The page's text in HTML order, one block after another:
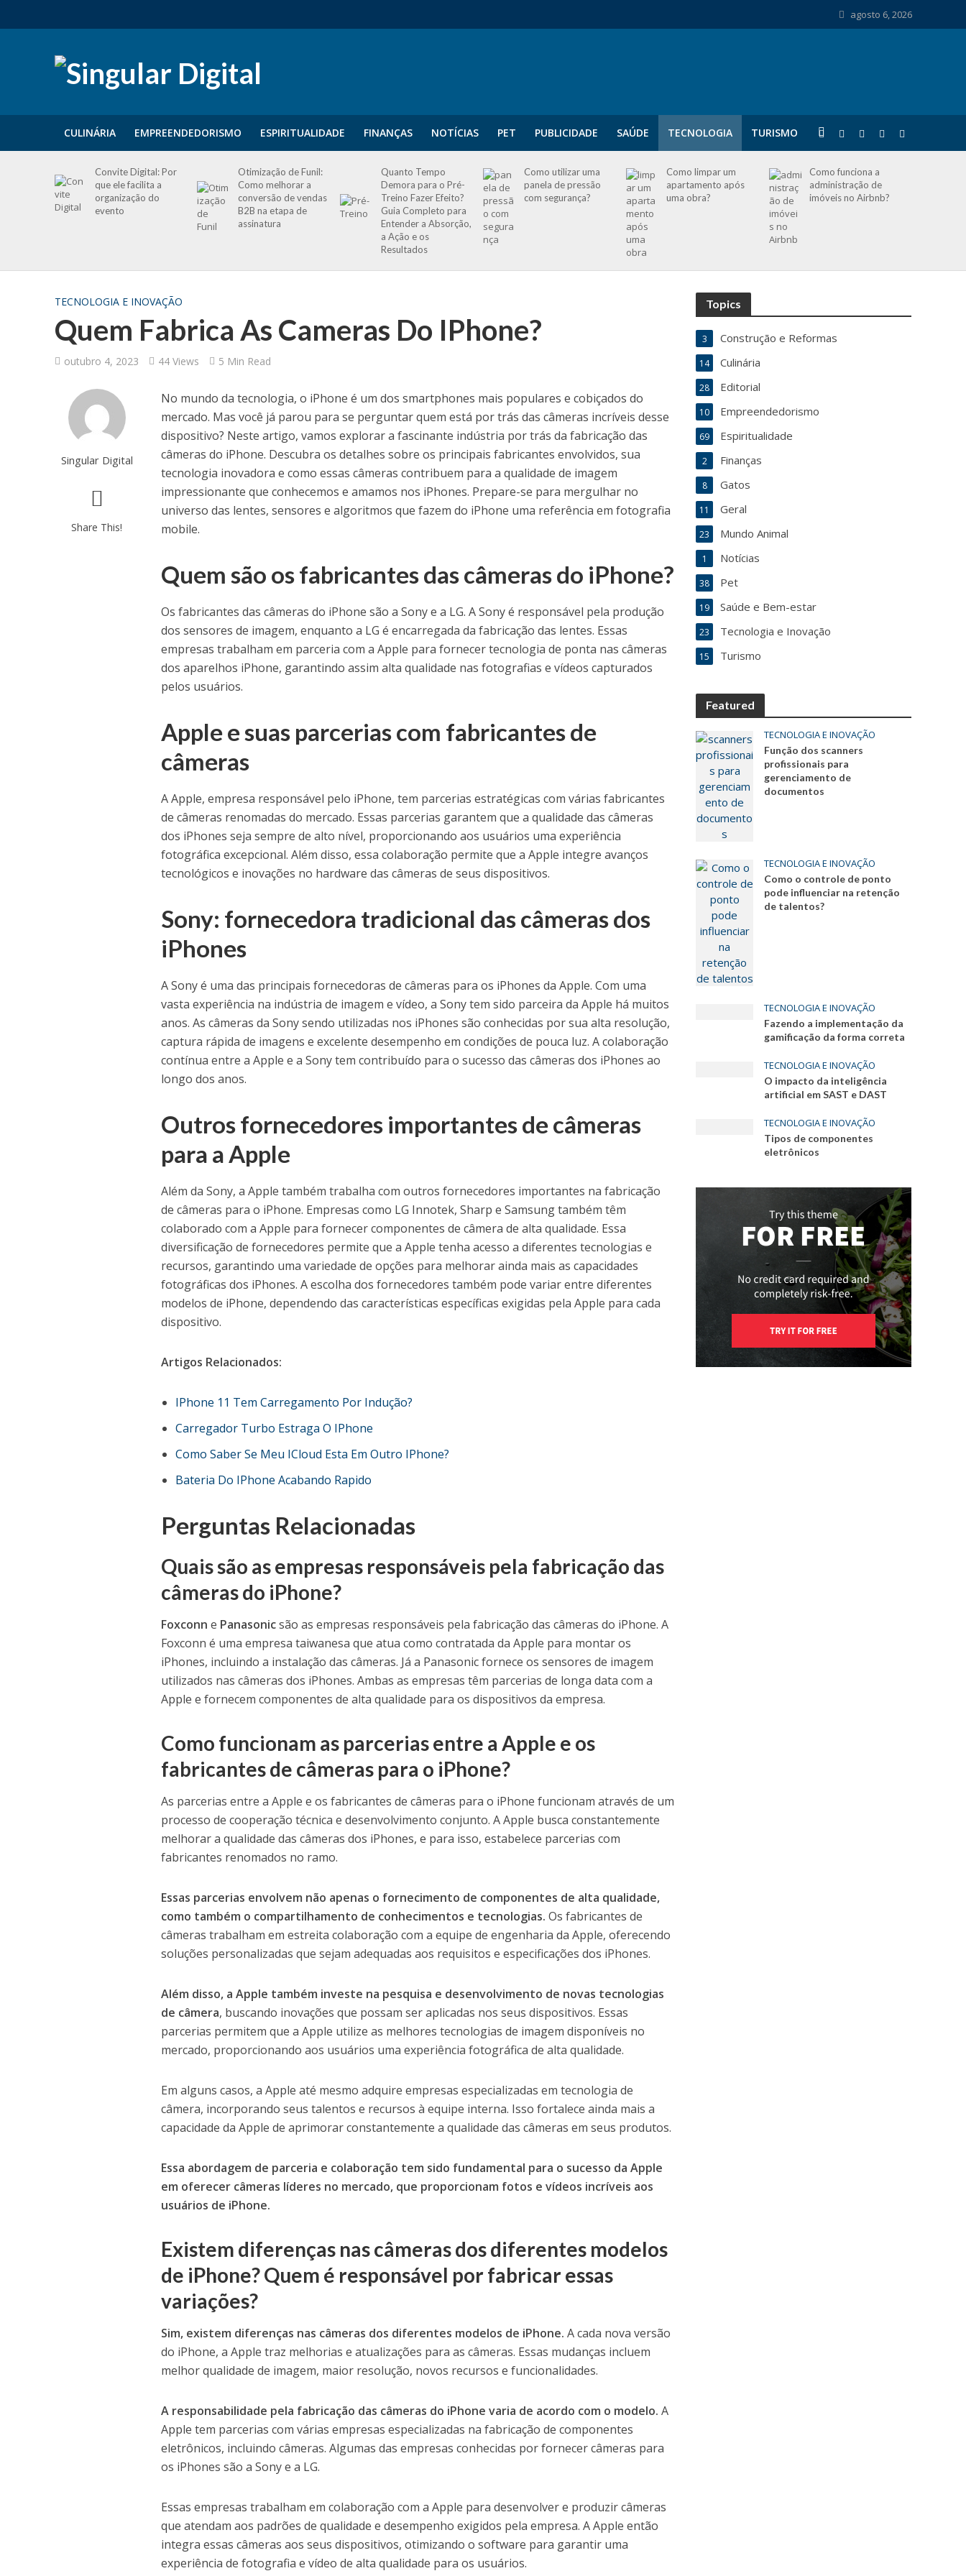
agosto 6, 2026
CULINÁRIA EMPREENDEDORISMO ESPIRITUALIDADE FINANÇAS NOTÍCIAS PET PUBLICIDADE SAÚDE TECNOLOGIA TURISMO
Convite Digital: Por
que ele facilita a
organização do
evento
Otimização de Funil:
Como melhorar a
conversão de vendas
B2B na etapa de
assinatura
Quanto Tempo
Demora para o Pré-
Treino Fazer Efeito?
Guia Completo para
Entender a Absorção,
a Ação e os
Resultados
Como utilizar uma
panela de pressão
com segurança?
Como limpar um
apartamento após
uma obra?
Como funciona a
administração de
imóveis no Airbnb?
TECNOLOGIA E INOVAÇÃO
Quem Fabrica As Cameras Do IPhone?
outubro 4, 2023 44 Views 5 Min Read
Singular Digital
Share This!
No mundo da tecnologia, o iPhone é um dos smartphones mais populares e cobiçados do
mercado. Mas você já parou para se perguntar quem está por trás das câmeras incríveis desse
dispositivo? Neste artigo, vamos explorar a fascinante indústria por trás da fabricação das
câmeras do iPhone. Descubra os detalhes sobre os principais fabricantes envolvidos, sua
tecnologia inovadora e como essas câmeras contribuem para a qualidade de imagem
impressionante que conhecemos e amamos nos iPhones. Prepare-se para mergulhar no
universo das lentes, sensores e algoritmos que fazem do iPhone uma referência em fotografia
mobile.
Quem são os fabricantes das câmeras do iPhone?
Os fabricantes das câmeras do iPhone são a Sony e a LG. A Sony é responsável pela produção
dos sensores de imagem, enquanto a LG é encarregada da fabricação das lentes. Essas
empresas trabalham em parceria com a Apple para fornecer tecnologia de ponta nas câmeras
dos aparelhos iPhone, garantindo assim alta qualidade nas fotografias e vídeos capturados
pelos usuários.
Apple e suas parcerias com fabricantes de
câmeras
A Apple, empresa responsável pelo iPhone, tem parcerias estratégicas com várias fabricantes
de câmeras renomadas do mercado. Essas parcerias garantem que a qualidade das câmeras
dos iPhones seja sempre de alto nível, proporcionando aos usuários uma experiência
fotográfica excepcional. Além disso, essa colaboração permite que a Apple integre avanços
tecnológicos e inovações no hardware das câmeras de seus dispositivos.
Sony: fornecedora tradicional das câmeras dos
iPhones
A Sony é uma das principais fornecedoras de câmeras para os iPhones da Apple. Com uma
vasta experiência na indústria de imagem e vídeo, a Sony tem sido parceira da Apple há muitos
anos. As câmeras da Sony sendo utilizadas nos iPhones são conhecidas por sua alta resolução,
captura rápida de imagens e excelente desempenho em condições de pouca luz. A colaboração
contínua entre a Apple e a Sony tem contribuído para o sucesso das câmeras dos iPhones ao
longo dos anos.
Outros fornecedores importantes de câmeras
para a Apple
Além da Sony, a Apple também trabalha com outros fornecedores importantes na fabricação
de câmeras para o iPhone. Empresas como LG Innotek, Sharp e Samsung também têm
colaborado com a Apple para fornecer componentes de câmera de alta qualidade. Essa
diversificação de fornecedores permite que a Apple tenha acesso a diferentes tecnologias e
recursos, garantindo uma variedade de opções para melhorar ainda mais as capacidades
fotográficas dos iPhones. A escolha dos fornecedores também pode variar entre diferentes
modelos de iPhone, dependendo das características específicas exigidas pela Apple para cada
dispositivo.
Artigos Relacionados:
IPhone 11 Tem Carregamento Por Indução?
Carregador Turbo Estraga O IPhone
Como Saber Se Meu ICloud Esta Em Outro IPhone?
Bateria Do IPhone Acabando Rapido
Perguntas Relacionadas
Quais são as empresas responsáveis pela fabricação das
câmeras do iPhone?
Foxconn e Panasonicsão as empresas responsáveis pela fabricação das câmeras do iPhone. A
Foxconn é uma empresa taiwanesa que atua como contratada da Apple para montar os
iPhones, incluindo a instalação das câmeras. Já a Panasonic fornece os sensores de imagem
utilizados nas câmeras dos iPhones. Ambas as empresas têm parcerias de longa data com a
Apple e fornecem componentes de alta qualidade para os dispositivos da empresa.
Como funcionam as parcerias entre a Apple e os
fabricantes de câmeras para o iPhone?
As parcerias entre a Apple e os fabricantes de câmeras para o iPhone funcionam através de um
processo de cooperação técnica e desenvolvimento conjunto. A Apple busca constantemente
melhorar a qualidade das câmeras dos iPhones, e para isso, estabelece parcerias com
fabricantes renomados no ramo.
Essas parcerias envolvem não apenas o fornecimento de componentes de alta qualidade,
como também o compartilhamento de conhecimentos e tecnologias. Os fabricantes de
câmeras trabalham em estreita colaboração com a equipe de engenharia da Apple, oferecendo
soluções personalizadas que sejam adequadas aos requisitos e especificações dos iPhones.
Além disso, a Apple também investe na pesquisa e desenvolvimento de novas tecnologias
de câmera, buscando inovações que possam ser aplicadas nos seus dispositivos. Essas
parcerias permitem que a Apple utilize as melhores tecnologias de imagem disponíveis no
mercado, proporcionando aos usuários uma experiência fotográfica de alta qualidade.
Em alguns casos, a Apple até mesmo adquire empresas especializadas em tecnologia de
câmera, incorporando seus talentos e recursos à equipe interna. Isso fortalece ainda mais a
capacidade da Apple de aprimorar constantemente a qualidade das câmeras em seus produtos.
Essa abordagem de parceria e colaboração tem sido fundamental para o sucesso da Apple
em oferecer câmeras líderes no mercado, que proporcionam fotos e vídeos incríveis aos
usuários de iPhone.
Existem diferenças nas câmeras dos diferentes modelos
de iPhone? Quem é responsável por fabricar essas
variações?
Sim, existem diferenças nas câmeras dos diferentes modelos de iPhone. A cada nova versão
do iPhone, a Apple traz melhorias e atualizações para as câmeras. Essas mudanças incluem
melhor qualidade de imagem, maior resolução, novos recursos e funcionalidades.
A responsabilidade pela fabricação das câmeras do iPhone varia de acordo com o modelo. A
Apple tem parcerias com várias empresas especializadas na fabricação de componentes
eletrônicos, incluindo câmeras. Algumas das empresas conhecidas por fornecer câmeras para
os iPhones são a Sony e a LG.
Essas empresas trabalham em colaboração com a Apple para desenvolver e produzir câmeras
que atendam aos padrões de qualidade e desempenho exigidos pela empresa. A Apple então
integra essas câmeras aos seus dispositivos, otimizando o software para garantir uma
experiência de fotografia e vídeo de alta qualidade para os usuários.
Topics
Construção e Reformas
3
Culinária
14
Editorial
28
Empreendedorismo
10
Espiritualidade
69
Finanças
2
Gatos
8
Geral
11
Mundo Animal
23
Notícias
1
Pet
38
Saúde e Bem-estar
19
Tecnologia e Inovação
23
Turismo
15
Featured
TECNOLOGIA E INOVAÇÃO
Função dos scanners
profissionais para
gerenciamento de
documentos
TECNOLOGIA E INOVAÇÃO
Como o controle de ponto
pode influenciar na retenção
de talentos?
TECNOLOGIA E INOVAÇÃO
Fazendo a implementação da
gamificação da forma correta
TECNOLOGIA E INOVAÇÃO
O impacto da inteligência
artificial em SAST e DAST
TECNOLOGIA E INOVAÇÃO
Tipos de componentes
eletrônicos